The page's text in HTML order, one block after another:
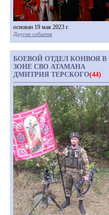
основан 19 мая 2023 г.
Другие события
БОЕВОЙ ОТДЕЛ КОНВОЯ В
ЗОНЕ СВО АТАМАНА
ДМИТРИЯ ТЕРСКОГО(44)